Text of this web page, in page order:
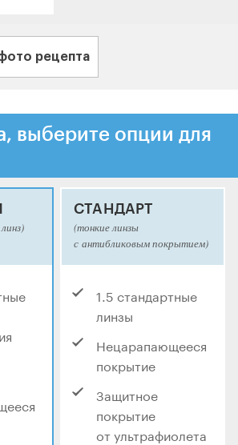
рецепта
выберите опции для
СТАНДАРТ
(тонкие линзы
с антибликовым покрытием)
1.5 стандартные
линзы
Нецарапающееся
покрытие
Защитное
покрытие
от ультрафиолета